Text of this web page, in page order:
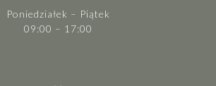
Poniedziałek – Piątek
09:00 – 17:00